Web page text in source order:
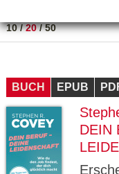
10/20/50
BUCH EPUB
DEIN
Name Zweck
ESSION
_ID
verlag.
de
GV_CO
OKIES
gabal-